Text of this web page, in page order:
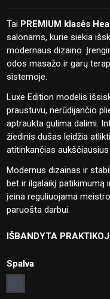
Tai PREMIUM klasės
salonams, kurie siekia
modernaus dizaino.
odos masažo ir garų
sistemoje.
Luxe Edition modelis
praustuvu, nerūdijančio
aptraukta gulima dalimi.
žiedinis dušas leidžia
atitinkančias
Modernus dizainas ir
bet ir ilgalaikį patikimumą
įeina reguliuojama
paruošta darbui.
IŠBANDYTA
Spalva